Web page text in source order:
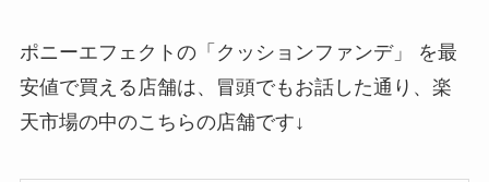
ポニーエフェクトの「クッションファンデ」 を最
安値で買える店舗は、冒頭でもお話した通り、楽
天市場の中のこちらの店舗です↓